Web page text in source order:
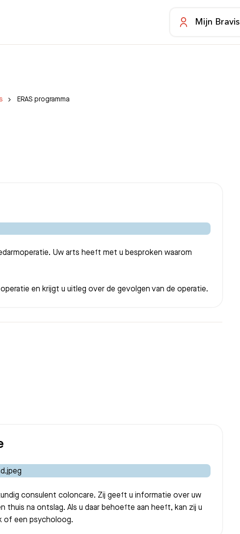
Mijn Bravis
ERAS programma
Uw arts heeft met u besproken waarom
en krijgt u uitleg over de gevolgen van de operatie.
consulent coloncare. Zij geeft u informatie over uw
thuis na ontslag. Als u daar behoefte aan heeft, kan zij u
of een psycholoog.